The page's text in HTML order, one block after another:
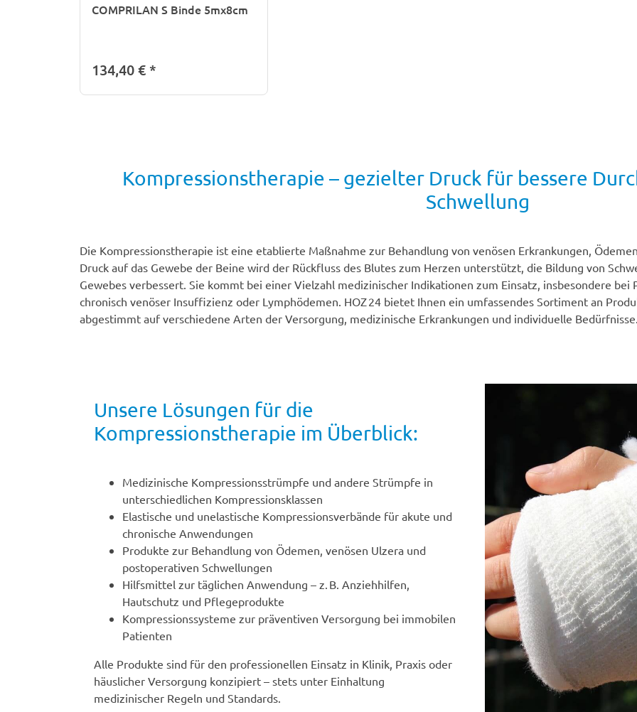
COMPRILAN S Binde 5mx8cm
134,40 €*
Kompressionstherapie – gezielter Druck für bessere
Schwellung
Die Kompressionstherapie ist eine etablierte Maßnahme zur Behandlung von venösen Erkrankungen,
Druck auf das Gewebe der Beine wird der Rückfluss des Blutes zum Herzen unterstützt, die Bildung von
Gewebes verbessert. Sie kommt bei einer Vielzahl medizinischer Indikationen zum Einsatz, insbesondere
chronisch venöser Insuffizienz oder Lymphödemen. HOZ 24 bietet Ihnen ein umfassendes Sortiment an
abgestimmt auf verschiedene Arten der Versorgung, medizinische Erkrankungen und individuelle Bedürfnisse.
Unsere Lösungen für die
Kompressionstherapie im Überblick:
Medizinische Kompressionsstrümpfe und andere Strümpfe in
unterschiedlichen Kompressionsklassen
Elastische und unelastische Kompressionsverbände für akute und
chronische Anwendungen
Produkte zur Behandlung von Ödemen, venösen Ulzera und
postoperativen Schwellungen
Hilfsmittel zur täglichen Anwendung – z. B. Anziehhilfen,
Hautschutz und Pflegeprodukte
Kompressionssysteme zur präventiven Versorgung bei immobilen
Patienten
Alle Produkte sind für den professionellen Einsatz in Klinik, Praxis oder
häuslicher Versorgung konzipiert – stets unter Einhaltung
medizinischer Regeln und Standards.